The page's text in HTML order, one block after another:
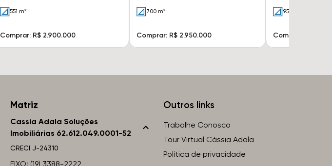
551 m²
Comprar: R$ 2.900.000
700 m²
Comprar: R$ 2.950.000
953 m²
Comprar: R$
Matriz
Cassia Adala Soluções
Imobiliárias 62.612.049.0001-52
CRECI J-24310
FIXO: (19) 3388-2222
Outros links
Trabalhe Conosco
Tour Virtual Cássia Adala
Política de privacidade